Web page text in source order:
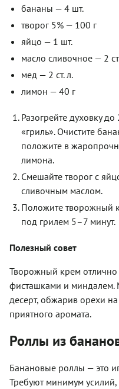
бананы — 4 шт.
творог 5% — 100 г
яйцо — 1 шт.
масло сливочное — 2
мед — 2 ст. л.
лимон — 40 г
Разогрейте духовку
«гриль». Очистите
положите в
лимона.
Смешайте творог с
сливочным маслом.
Положите творожный
под грилем 5–7 минут.
Полезный совет
Творожный крем отлично
фисташками и
десерт, обжарив орехи
приятного аромата.
Роллы из
Банановые роллы — это
Требуют минимум усилий,